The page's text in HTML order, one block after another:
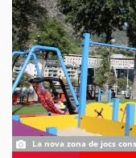
La nova zona de jocs